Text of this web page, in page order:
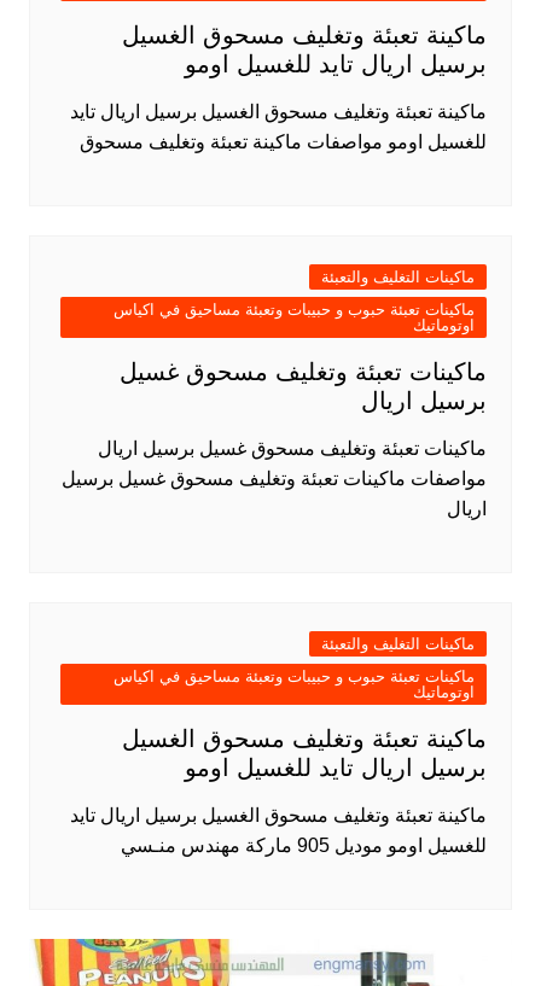
ماكينة تعبئة وتغليف مسحوق الغسيل
برسيل اريال تايد للغسيل اومو
ماكينة تعبئة وتغليف مسحوق الغسيل برسيل اريال تايد
للغسيل اومو مواصفات ماكينة تعبئة وتغليف مسحوق
ماكينات التغليف والتعبئة
ماكينات تعبئة حبوب و حبيبات وتعبئة مساحيق في اكياس
اوتوماتيك
ماكينات تعبئة وتغليف مسحوق غسيل
برسيل اريال
ماكينات تعبئة وتغليف مسحوق غسيل برسيل اريال
مواصفات ماكينات تعبئة وتغليف مسحوق غسيل برسيل
اريال
ماكينات التغليف والتعبئة
ماكينات تعبئة حبوب و حبيبات وتعبئة مساحيق في اكياس
اوتوماتيك
ماكينة تعبئة وتغليف مسحوق الغسيل
برسيل اريال تايد للغسيل اومو
ماكينة تعبئة وتغليف مسحوق الغسيل برسيل اريال تايد
للغسيل اومو موديل 905 ماركة مهندس منـسي